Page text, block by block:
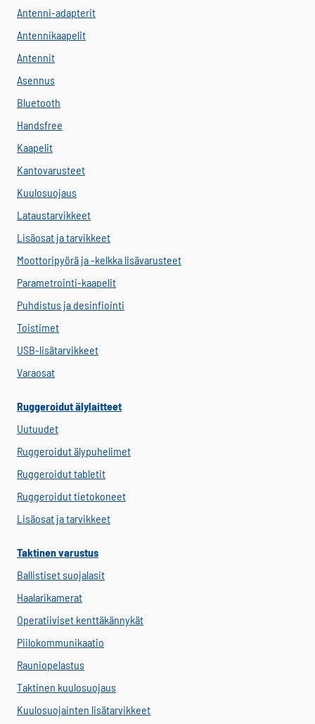
Antenni-adapterit
Antennikaapelit
Antennit
Asennus
Bluetooth
Handsfree
Kaapelit
Kantovarusteet
Kuulosuojaus
Lataustarvikkeet
Lisäosat ja tarvikkeet
Moottoripyörä ja -kelkka lisävarusteet
Parametrointi-kaapelit
Puhdistus ja desinfiointi
Toistimet
USB-lisätarvikkeet
Varaosat
Ruggeroidut älylaitteet
Uutuudet
Ruggeroidut älypuhelimet
Ruggeroidut tabletit
Ruggeroidut tietokoneet
Lisäosat ja tarvikkeet
Taktinen varustus
Ballistiset suojalasit
Haalarikamerat
Operatiiviset kenttäkännykät
Piilokommunikaatio
Rauniopelastus
Taktinen kuulosuojaus
Kuulosuojainten lisätarvikkeet